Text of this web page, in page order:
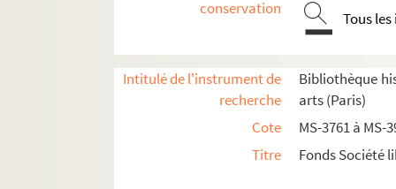
conservation
Tous
Intitulé de l'instrument de
recherche
Bibliothèque
arts (Paris)
Cote
MS-3761 à MS-
Titre
Fonds Société
Documents relatifs aux statuts de la
Documents relatifs à la vie de la société
Documents relatifs aux questions artistiques